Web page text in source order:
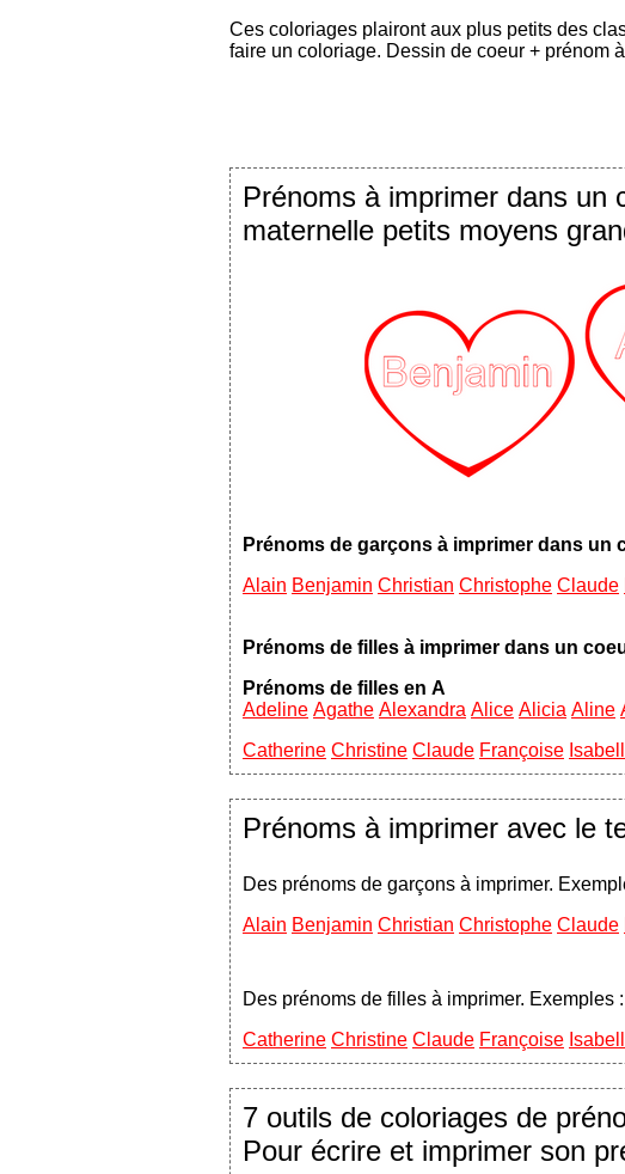
Ces coloriages plairont aux plus petits des
faire un coloriage. Dessin de coeur + prénom
Prénoms à imprimer dans un
maternelle petits moyens
Prénoms de garçons à imprimer dans un
Alain Benjamin Christian Christophe Claude
Prénoms de filles à imprimer dans un
Prénoms de filles en A
Adeline Agathe Alexandra Alice Alicia Aline
Catherine Christine Claude Françoise
Prénoms à imprimer avec le
Des prénoms de garçons à imprimer.
Alain Benjamin Christian Christophe Claude
Des prénoms de filles à imprimer.
Catherine Christine Claude Françoise
7 outils de coloriages de
Pour écrire et imprimer son